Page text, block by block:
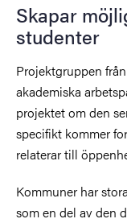
Skapar
studenter
Projektgruppen
akademiska
projektet om den
specifikt kommer
relaterar till
Kommuner har
som en del av den